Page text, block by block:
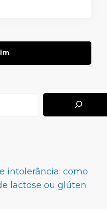
que estamos …
intolerância: como
lactose ou glúten